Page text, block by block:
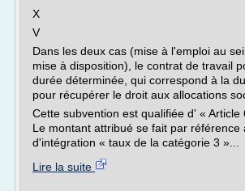
X
V
Dans les deux cas (mise à l'emploi au
mise à disposition), le contrat de travail
durée déterminée, qui correspond à la
pour récupérer le droit aux allocations
Cette subvention est qualifiée d' « Article
Le montant attribué se fait par référence
d'intégration « taux de la catégorie 3 »...
Lire la suite